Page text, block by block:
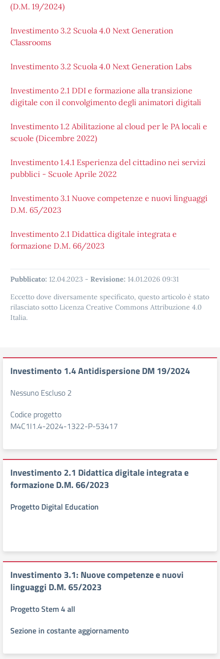
(D.M. 19/2024)
Investimento 3.2 Scuola 4.0 Next Generation
Classrooms
Investimento 3.2 Scuola 4.0 Next Generation Labs
Investimento 2.1 DDI e formazione alla transizione
digitale con il convolgimento degli animatori digitali
Investimento 1.2 Abilitazione al cloud per le PA locali e
scuole (Dicembre 2022)
Investimento 1.4.1 Esperienza del cittadino nei servizi
pubblici - Scuole Aprile 2022
Investimento 3.1 Nuove competenze e nuovi linguaggi
D.M. 65/2023
Investimento 2.1 Didattica digitale integrata e
formazione D.M. 66/2023
Pubblicato: 12.04.2023 - Revisione: 14.01.2026 09:31
Eccetto dove diversamente specificato, questo articolo è stato
rilasciato sotto Licenza Creative Commons Attribuzione 4.0
Italia.
Investimento 1.4 Antidispersione DM 19/2024
Nessuno Escluso 2
Codice progetto
M4C1I1.4-2024-1322-P-53417
Investimento 2.1 Didattica digitale integrata e
formazione D.M. 66/2023
Progetto Digital Education
Investimento 3.1: Nuove competenze e nuovi
linguaggi D.M. 65/2023
Progetto Stem 4 all
Sezione in costante aggiornamento